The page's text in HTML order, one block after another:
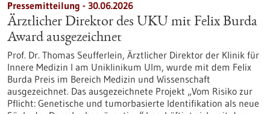
Pressemitteilung - 30.06.2026
Ärztlicher Direktor des UKU mit Felix Burda
Award ausgezeichnet
Prof. Dr. Thomas Seufferlein, Ärztlicher Direktor der Klinik für
Innere Medizin I am Uniklinikum Ulm, wurde mit dem Felix
Burda Preis im Bereich Medizin und Wissenschaft
ausgezeichnet. Das ausgezeichnete Projekt „Vom Risiko zur
Pflicht: Genetische und tumorbasierte Identifikation als neue